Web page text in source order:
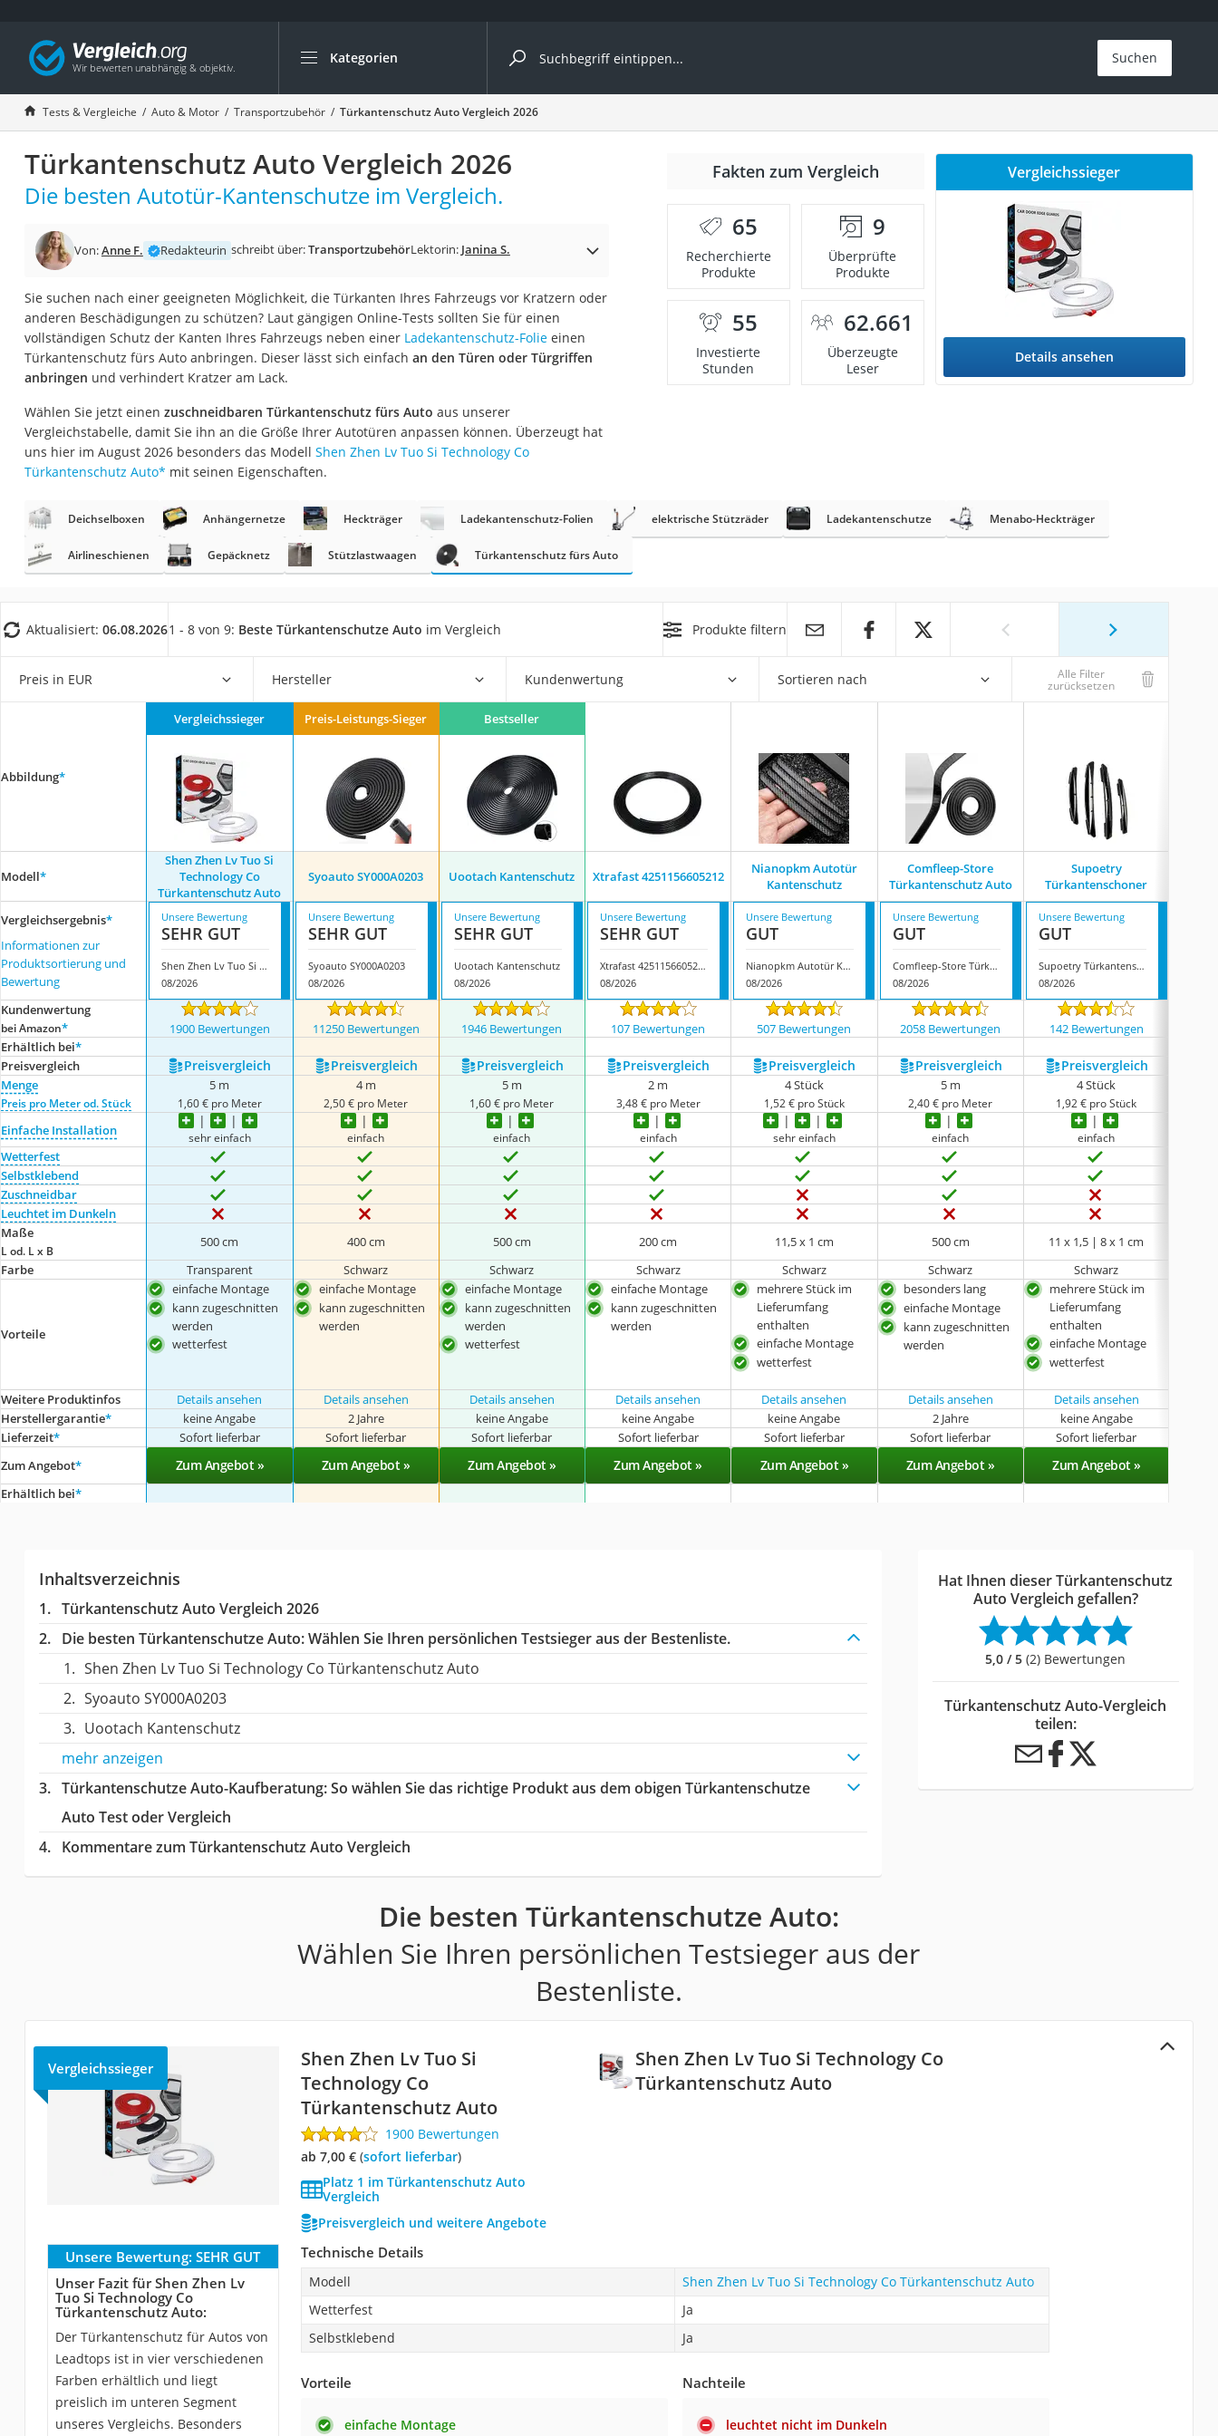
Kategorien
Die beliebtesten Vergleiche nach Kategorie
Auto & Motor
Fahrradträger-Anhängerkupplung (4 Fahrräder)
Fahrradträger
Fahrradträger (Anhängerkupplung)
Fahrradträger 3 Fahrräder
Benzinkanister (20 l)
Fahrradträger E-Bike
Benzinkanister
Marderschreck
AGM-Batterie Wohnmobil
Thule-Fahrradträger
FM-Transmitter
Sommerreifen 205/55 R16
Autobatterie-Ladegerät
Starthilfe mit Kompressor
Felgenbaum
Rostumwandler
Service
Suchen
Tests & Vergleiche Auto & Motor Transportzubehör Türkantenschutz Auto Vergleich 2026
Türkantenschutz Auto Vergleich 2026
Die besten Autotür-Kantenschutze im Vergleich.
Von:Anne F. Redakteurin schreibt über:TransportzubehörLektorin: Janina S.
Sie suchen nach einer geeigneten Möglichkeit, die Türkanten Ihres Fahrzeugs vor Kratzern oder
anderen Beschädigungen zu schützen? Laut gängigen Online-Tests sollten Sie für einen
vollständigen Schutz der Kanten Ihres Fahrzeugs neben einer Ladekantenschutz-Folieeinen
Türkantenschutz fürs Auto anbringen. Dieser lässt sich einfach an den Türen oder Türgriffen
anbringen und verhindert Kratzer am Lack.
Wählen Sie jetzt einen zuschneidbaren Türkantenschutz fürs Auto aus unserer
Vergleichstabelle, damit Sie ihn an die Größe Ihrer Autotüren anpassen können. Überzeugt hat
uns hier im August 2026 besonders das Modell Shen Zhen Lv Tuo Si Technology Co
Türkantenschutz Auto* mit seinen Eigenschaften.
Fakten zum Vergleich
65
Recherchierte
Produkte
9
Überprüfte
Produkte
55
Investierte
Stunden
62.661
Überzeugte
Leser
Vergleichssieger
Details ansehen
Deichselboxen Anhängernetze Heckträger Ladekantenschutz-Folien elektrische Stützräder Ladekantenschutze Menabo-Heckträger
Airlineschienen Gepäcknetz Stützlastwaagen Türkantenschutz fürs Auto
Aktualisiert: 06.08.20261 - 8 von 9: Beste Türkantenschutze Auto im Vergleich Produkte filtern
Preis in EUR Hersteller Kundenwertung Sortieren nach Alle Filter
zurücksetzen
Abbildung*
Vergleichssieger Preis-Leistungs-Sieger Bestseller
Modell*
Shen Zhen Lv Tuo Si
Technology Co
Türkantenschutz Auto
Syoauto SY000A0203 Uootach Kantenschutz Xtrafast 4251156605212
Nianopkm Autotür
Kantenschutz
Comfleep-Store
Türkantenschutz Auto
Supoetry
Türkantenschoner
Vergleichsergebnis*
Informationen zur
Produktsortierung und
Bewertung
Unsere Bewertung
SEHR GUT
Shen Zhen Lv Tuo Si Technology Co Türkantenschutz Auto
08/2026
Unsere Bewertung
SEHR GUT
Syoauto SY000A0203
08/2026
Unsere Bewertung
SEHR GUT
Uootach Kantenschutz
08/2026
Unsere Bewertung
SEHR GUT
Xtrafast 4251156605212
08/2026
Unsere Bewertung
GUT
Nianopkm Autotür Kantenschutz
08/2026
Unsere Bewertung
GUT
Comfleep-Store Türkantenschutz Auto
08/2026
Unsere Bewertung
GUT
Supoetry Türkantenschoner
08/2026
Kundenwertung
bei Amazon* 1900 Bewertungen 11250 Bewertungen 1946 Bewertungen 107 Bewertungen 507 Bewertungen 2058 Bewertungen 142 Bewertungen
Erhältlich bei*
Preis­vergleich
Preis­vergleich Preis­vergleich Preis­vergleich Preis­vergleich Preis­vergleich Preis­vergleich Preis­vergleich
Menge
Preis pro Meter od. Stück
5 m
1,60 € pro Meter
4 m
2,50 € pro Meter
5 m
1,60 € pro Meter
2 m
3,48 € pro Meter
4 Stück
1,52 € pro Stück
5 m
2,40 € pro Meter
4 Stück
1,92 € pro Stück
Einfache Installation sehr einfach einfach einfach einfach sehr einfach einfach einfach
Wetterfest
Selbstklebend
Zuschneidbar
Leuchtet im Dunkeln
Maße
L od. L x B
500 cm 400 cm 500 cm 200 cm 11,5 x 1 cm 500 cm 11 x 1,5 | 8 x 1 cm
Farbe
Transparent Schwarz Schwarz Schwarz Schwarz Schwarz Schwarz
Vorteile
einfache Montage
kann zugeschnitten
werden
wetterfest
einfache Montage
kann zugeschnitten
werden
einfache Montage
kann zugeschnitten
werden
wetterfest
einfache Montage
kann zugeschnitten
werden
mehrere Stück im
Lieferumfang
enthalten
einfache Montage
wetterfest
besonders lang
einfache Montage
kann zugeschnitten
werden
mehrere Stück im
Lieferumfang
enthalten
einfache Montage
wetterfest
Weitere Produktinfos
Details ansehen Details ansehen Details ansehen Details ansehen Details ansehen Details ansehen
Details ansehen
Herstellergarantie* keine Angabe 2 Jahre keine Angabe keine Angabe keine Angabe 2 Jahre keine Angabe
Lieferzeit* Sofort lieferbar Sofort lieferbar Sofort lieferbar Sofort lieferbar Sofort lieferbar Sofort lieferbar Sofort lieferbar
Zum Angebot* Zum Angebot » Zum Angebot » Zum Angebot » Zum Angebot » Zum Angebot » Zum Angebot » Zum Angebot »
Erhältlich bei*
Inhaltsverzeichnis
Türkantenschutz Auto Vergleich 2026
Die besten Türkantenschutze Auto:Wählen Sie Ihren persönlichen Testsieger aus der Bestenliste.
Shen Zhen Lv Tuo Si Technology Co Türkantenschutz Auto
Syoauto SY000A0203
Uootach Kantenschutz
mehr anzeigen
Türkantenschutze Auto-Kaufberatung: So wählen Sie das richtige Produkt aus dem obigen Türkantenschutze
Auto Test oder Vergleich
Kommentare zum Türkantenschutz Auto Vergleich
Hat Ihnen dieser Türkantenschutz
Auto Vergleich gefallen?
5,0 / 5 (2) Bewertungen
Türkantenschutz Auto-Vergleich
teilen:
Die besten Türkantenschutze Auto:
Wählen Sie Ihren persönlichen Testsieger aus der
Bestenliste.
Shen Zhen Lv Tuo Si Technology Co
Türkantenschutz Auto
Vergleichssieger
Shen Zhen Lv Tuo Si
Technology Co
Türkantenschutz Auto
1900 Bewertungen
ab 7,00 €( Sofort lieferbar)
Platz 1 im Türkantenschutz Auto
Vergleich
Preisvergleich und weitere Angebote
Unsere Bewertung: SEHR GUT
Unser Fazit für Shen Zhen Lv
Tuo Si Technology Co
Türkantenschutz Auto:
Der Türkantenschutz für Autos von
Leadtops ist in vier verschiedenen
Farben erhältlich und liegt
preislich im unteren Segment
unseres Vergleichs. Besonders
Technische Details
Modell
Shen Zhen Lv Tuo Si Technology Co Türkantenschutz Auto
Wetterfest
Ja
Selbstklebend
Ja
Vorteile
einfache Montage
Nachteile
leuchtet nicht im Dunkeln